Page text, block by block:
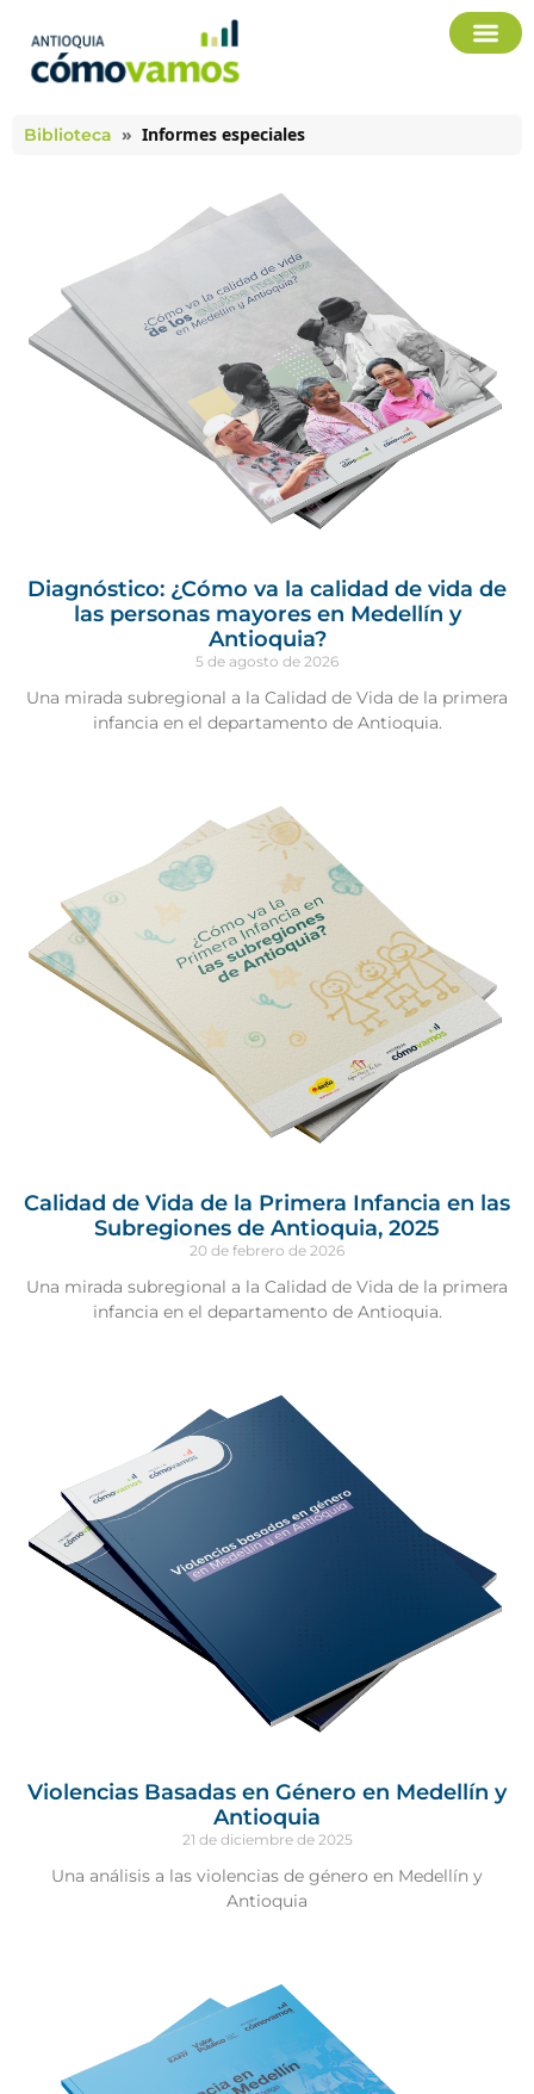
Biblioteca » Informes especiales
Diagnóstico: ¿Cómo va la calidad de vida de
las personas mayores en Medellín y
Antioquia?
5 de agosto de 2026
Una mirada subregional a la Calidad de Vida de la primera
infancia en el departamento de Antioquia.
Calidad de Vida de la Primera Infancia en las
Subregiones de Antioquia, 2025
20 de febrero de 2026
Una mirada subregional a la Calidad de Vida de la primera
infancia en el departamento de Antioquia.
Violencias Basadas en Género en Medellín y
Antioquia
21 de diciembre de 2025
Una análisis a las violencias de género en Medellín y
Antioquia